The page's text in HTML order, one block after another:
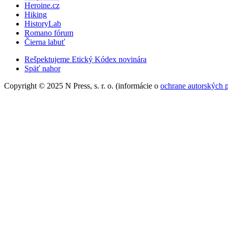
Heroine.cz
Hiking
HistoryLab
Romano fórum
Čierna labuť
Rešpektujeme Etický Kódex novinára
Späť nahor
Copyright © 2025 N Press, s. r. o. (informácie o ochrane autorských